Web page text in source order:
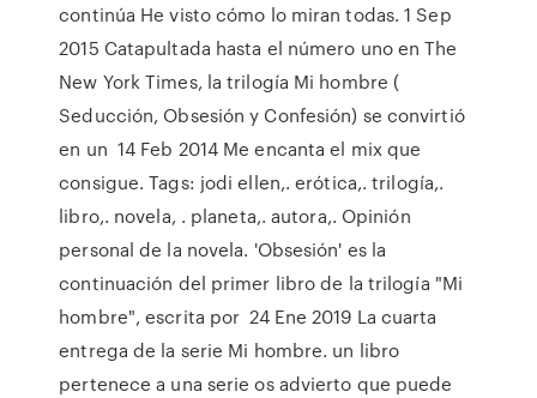
continúa He visto cómo lo miran todas. 1 Sep
2015 Catapultada hasta el número uno en The
New York Times, la trilogía Mi hombre (
Seducción, Obsesión y Confesión) se convirtió
en un 14 Feb 2014 Me encanta el mix que
consigue. Tags: jodi ellen,. erótica,. trilogía,.
libro,. novela, . planeta,. autora,. Opinión
personal de la novela. 'Obsesión' es la
continuación del primer libro de la trilogía "Mi
hombre", escrita por 24 Ene 2019 La cuarta
entrega de la serie Mi hombre. un libro
pertenece a una serie os advierto que puede